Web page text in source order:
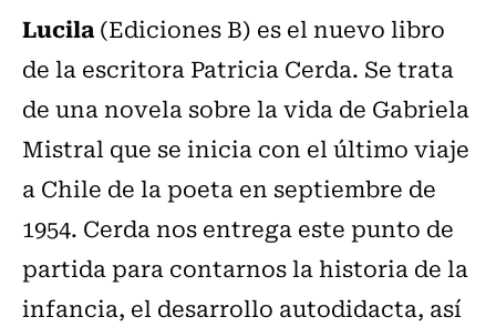
Lucila(Ediciones B) es el nuevo libro
de la escritora Patricia Cerda. Se trata
de una novela sobre la vida de Gabriela
Mistral que se inicia con el último viaje
a Chile de la poeta en septiembre de
1954. Cerda nos entrega este punto de
partida para contarnos la historia de la
infancia, el desarrollo autodidacta, así